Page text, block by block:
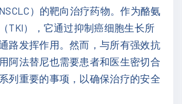
）的靶向治疗药物。作为酪氨
TKI），它通过抑制癌细胞生长所
路发挥作用。然而，与所有强效抗
阿法替尼也需要患者和医生密切合
列重要的事项，以确保治疗的安全